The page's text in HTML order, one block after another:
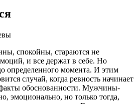
спокойны, стараются не
и все держат в себе. Но
определенного момента. И этим
случай, когда ревность начинает
факты обоснованности. Мужчины-
эмоционально, но только тогда,